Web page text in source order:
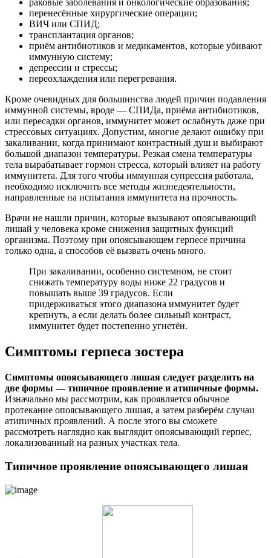
раковые заболевания и онкологические образования;
перенесённые хирургические операции;
ВИЧ или СПИД;
трансплантация органов;
приём антибиотиков и медикаментов, которые убивают
иммунную систему;
депрессии и стрессы;
переохлаждения или перегревания.
Кроме очевидных для большинства людей причин подавления
иммунной системы, вроде — СПИДа, приёма антибиотиков,
или пересадки органов, иммунитет может ослабнуть даже при
стрессовых ситуациях. Допустим, многие делают ошибку при
закаливании, когда принимают контрастный душ и выбирают
большой диапазон температуры. Резкая смена температуры
тела вырабатывает гормон стресса, который влияет на работу
иммунитета. Для того чтобы иммунная супрессия работала,
необходимо исключить все методы жизнедеятельности,
направленные на испытания иммунитета на прочность.
Врачи не нашли причин, которые вызывают опоясывающий
лишай у человека кроме снижения защитных функций
организма. Поэтому при опоясывающем герпесе причина
только одна, а способов её вызвать очень много.
При закаливании, особенно системном, не стоит
снижать температуру воды ниже 22 градусов и
повышать выше 39 градусов. Если
придерживаться этого диапазона иммунитет будет
крепнуть, а если делать более сильный контраст,
иммунитет будет постепенно угнетён.
Симптомы герпеса зостера
Симптомы опоясывающего лишая следует разделить на
две формы — типичное проявление и атипичные формы.
Изначально мы рассмотрим, как проявляется обычное
протекание опоясывающего лишая, а затем разберём случаи
атипичных проявлений. А после этого вы сможете
рассмотреть наглядно как выглядит опоясывающий герпес,
локализованный на разных участках тела.
Типичное проявление опоясывающего лишая